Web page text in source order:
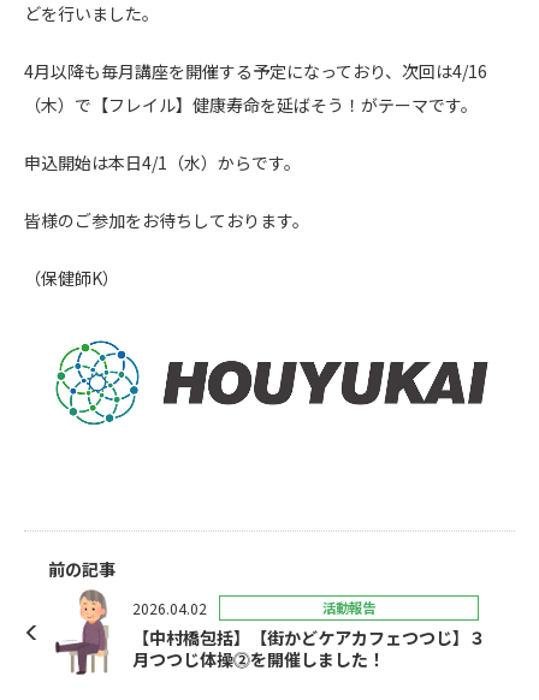
どを行いました。
4月以降も毎月講座を開催する予定になっており、次回は4/16
（木）で【フレイル】健康寿命を延ばそう！がテーマです。
申込開始は本日4/1（水）からです。
皆様のご参加をお待ちしております。
（保健師K）
前の記事
2026.04.02 活動報告
【中村橋包括】【街かどケアカフェつつじ】３
月つつじ体操⓶を開催しました！